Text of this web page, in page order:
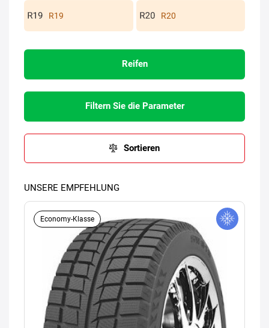
R19 R20
Reifen
Filtern Sie die Parameter
Sortieren
UNSERE EMPFEHLUNG
Economy-Klasse